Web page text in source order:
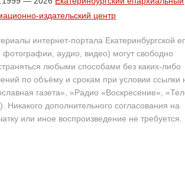
издательский центр
интернет-портала Екатеринбургской
фотографии, аудио, видео) могут свободно
любыми способами без каких-либо
по объёму и срокам при условии ссылки
газета», «Радио «Воскресение»,
Никакого дополнительного согласования на
или иное воспроизведение не требуется.